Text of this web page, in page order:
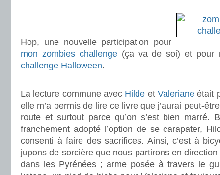
Hop, une nouvelle participation pour
mon zombies challenge(ça va de soi) et pour
challenge Halloween.
La lecture commune avec Hilde etValeriane était
elle m’a permis de lire ce livre que j’aurai peut-
route et surtout parce qu’on s’est bien marré.
franchement adopté l’option de se carapater,
consenti à faire des sacrifices. Ainsi, c’est à
jupons de sorcière que nous partirons en direction
dans les Pyrénées ; arme posée à travers le